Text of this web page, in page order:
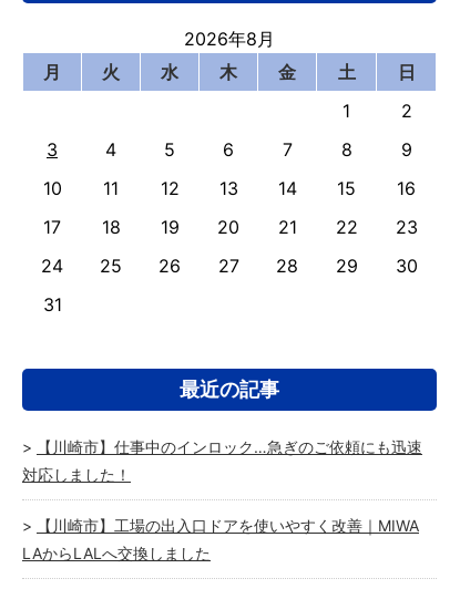
2026年8月
月
火 水 木 金 土
日
1
2
3
4 5 6 7 8
9
10
11 12 13 14 15
16
17
18 19 20 21 22
23
24
25 26 27 28 29
30
31
最近の記事
【川崎市】仕事中のインロック…急ぎのご依頼にも迅速
対応しました！
【川崎市】工場の出入口ドアを使いやすく改善｜MIWA
LAからLALへ交換しました